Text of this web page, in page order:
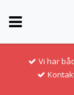
Vi har